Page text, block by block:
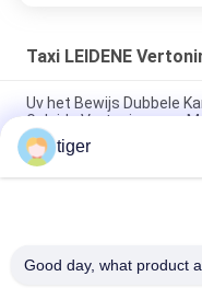
Taxi LEIDENE
Uv het Bewijs Dubbele
Geleide Vertoning voor
P4 leidde de Externe
Hoge Helderheid van de
4mm Taxi Geleide
tiger
Good day, what product